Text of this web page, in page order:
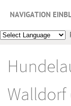
NAVIGATION
Walldorf